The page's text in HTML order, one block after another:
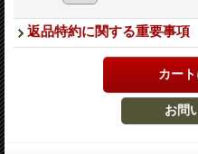
返品特約に関する重要事項